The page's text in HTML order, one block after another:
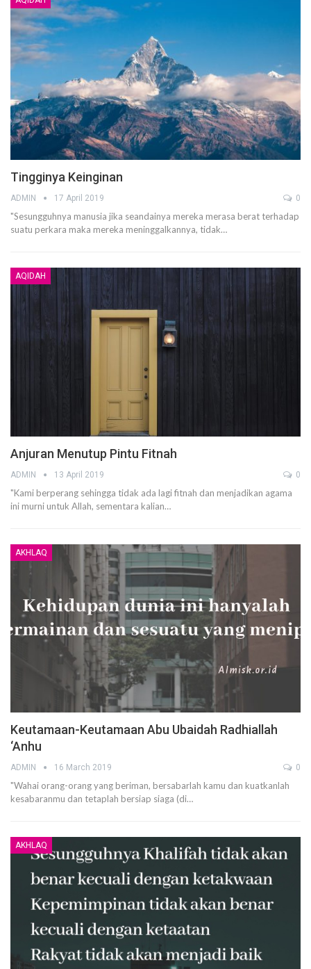
Tingginya Keinginan
ADMIN 17 April 2019 0
"Sesungguhnya manusia jika seandainya mereka merasa berat terhadap
suatu perkara maka mereka meninggalkannya, tidak…
AQIDAH
Anjuran Menutup Pintu Fitnah
ADMIN 13 April 2019 0
"Kami berperang sehingga tidak ada lagi fitnah dan menjadikan agama
ini murni untuk Allah, sementara kalian…
AKHLAQ
Keutamaan-Keutamaan Abu Ubaidah Radhiallah
‘anhu
ADMIN 16 March 2019 0
"Wahai orang-orang yang beriman, bersabarlah kamu dan kuatkanlah
kesabaranmu dan tetaplah bersiap siaga (di…
AKHLAQ